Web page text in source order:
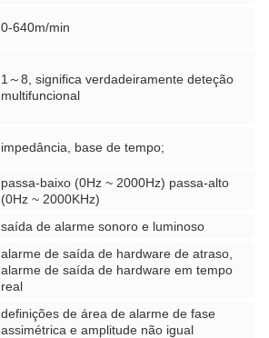
0-640m/min
1～8, significa verdadeiramente deteção
multifuncional
impedância, base de tempo;
passa-baixo (0Hz ~ 2000Hz) passa-alto
(0Hz ~ 2000KHz)
saída de alarme sonoro e luminoso
alarme de saída de hardware de atraso,
alarme de saída de hardware em tempo
real
definições de área de alarme de fase
assimétrica e amplitude não igual